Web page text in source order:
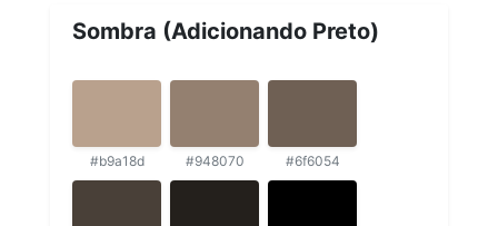
Sombra (Adicionando Preto)
#b9a18d #948070 #6f6054